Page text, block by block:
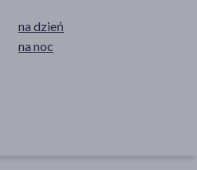
na dzień
na noc